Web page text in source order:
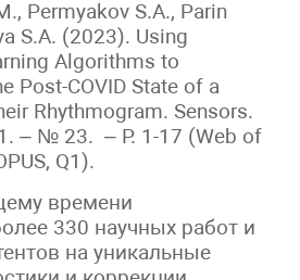
Permyakov S.A., Parin
S.A. (2023). Using
Algorithms to
Post-COVID State of a
Rhythmogram. Sensors.
– № 23. – P. 1-17 (Web of
Q1).
времени
330 научных работ и
на уникальные